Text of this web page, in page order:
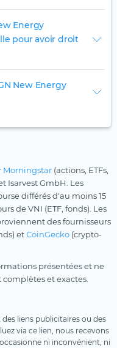
Energy
pour avoir droit
New Energy
Morningstar (actions, ETFs,
Isarvest GmbH. Les
différés d'au moins 15
de VNI (ETF, fonds). Les
des fournisseurs
etCoinGecko (crypto-
présentées et ne
et exactes.
liens publicitaires ou des
via ce lien, nous recevons
ni inconvénient, ni